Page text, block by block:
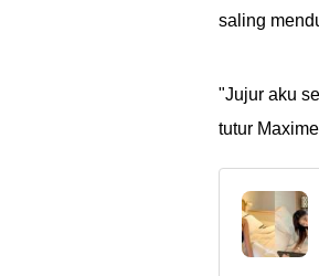
saling
"Jujur aku
tutur